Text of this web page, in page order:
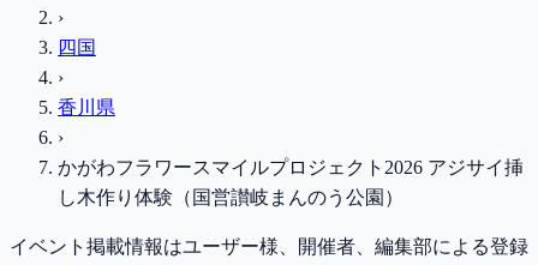
›
四国
›
香川県
›
かがわフラワースマイルプロジェクト2026 アジサイ挿
し木作り体験（国営讃岐まんのう公園）
イベント掲載情報はユーザー様、開催者、編集部による登録